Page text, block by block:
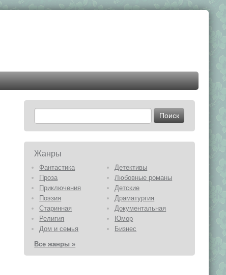
Жанры
Фантастика
Детективы
Проза
Любовные романы
Приключения
Детские
Поэзия
Драматургия
Старинная
Документальная
Религия
Юмор
Дом и семья
Бизнес
Все жанры »